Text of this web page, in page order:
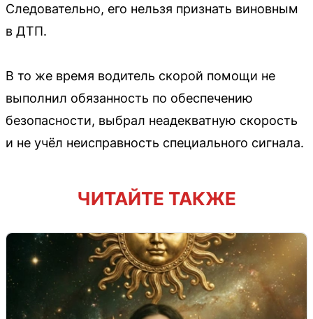
Следовательно, его нельзя признать виновным
в ДТП.
В то же время водитель скорой помощи не
выполнил обязанность по обеспечению
безопасности, выбрал неадекватную скорость
и не учёл неисправность специального сигнала.
ЧИТАЙТЕ ТАКЖЕ